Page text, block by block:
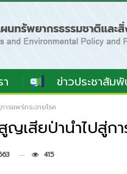
ข่าวประชาสัม
รแพร่กระจายโรค
เสียป่านำไปสู่กา
415